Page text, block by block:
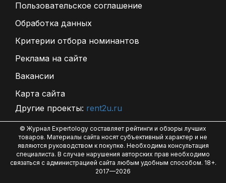
Пользовательское соглашение
Обработка данных
Критерии отбора номинантов
Реклама на сайте
Вакансии
Карта сайта
Другие проекты: rent2u.ru
© Журнал Expertology составляет рейтинги и обзоры лучших
товаров. Материалы сайта носят субъективный характер и не
являются руководством к покупке. Необходима консультация
специалиста. В случае нарушения авторских прав необходимо
связаться с администрацией сайта любым удобным способом. 18+.
2017—2026